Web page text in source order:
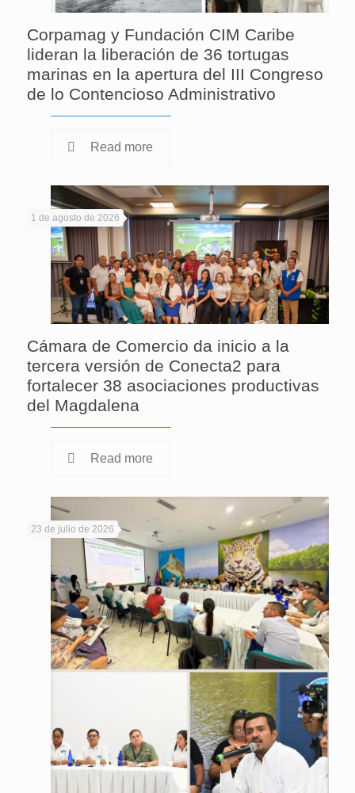
Corpamag y Fundación CIM Caribe
lideran la liberación de 36 tortugas
marinas en la apertura del III Congreso
de lo Contencioso Administrativo
Read more
1 de agosto de 2026
Cámara de Comercio da inicio a la
tercera versión de Conecta2 para
fortalecer 38 asociaciones productivas
del Magdalena
Read more
23 de julio de 2026